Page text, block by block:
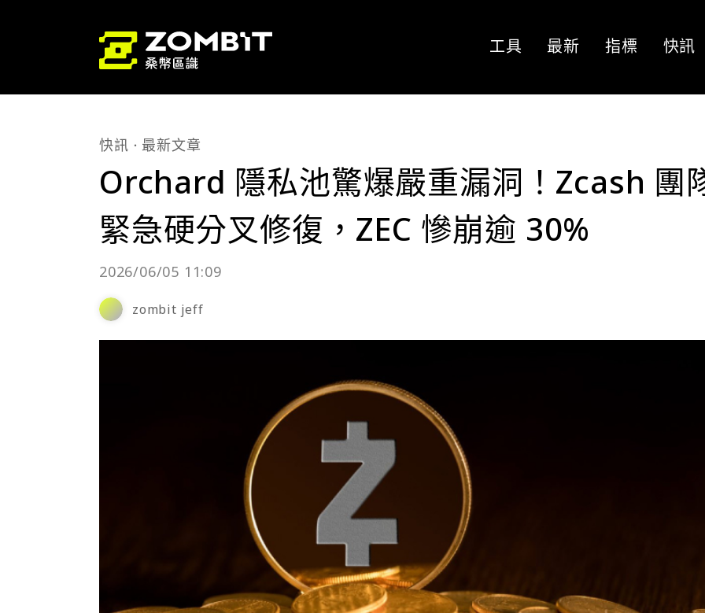
工具 最新 指標 快訊
快訊 最新文章
Orchard 隱私池驚爆嚴重漏洞！Zcash 團
緊急硬分叉修復，ZEC 慘崩逾 30%
2026/06/05 11:09
zombit jeff